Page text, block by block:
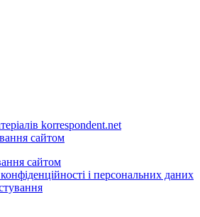
korrespondent.net
сайтом
сайтом
і персональних даних